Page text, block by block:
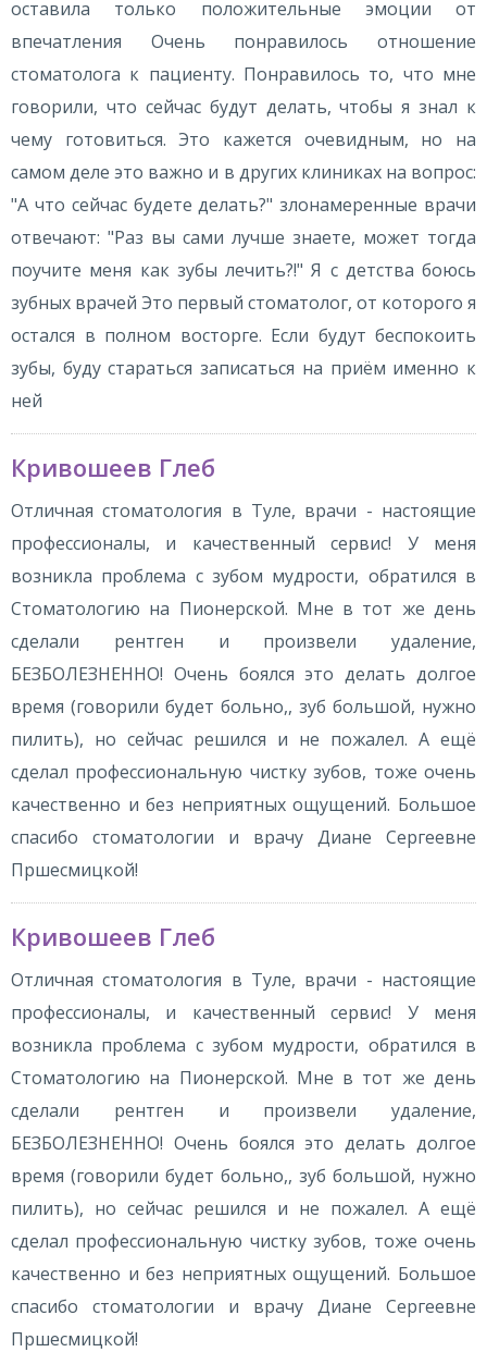
оставила только положительные эмоции от
впечатления Очень понравилось отношение
стоматолога к пациенту. Понравилось то, что мне
говорили, что сейчас будут делать, чтобы я знал к
чему готовиться. Это кажется очевидным, но на
самом деле это важно и в других клиниках на вопрос:
"А что сейчас будете делать?" злонамеренные врачи
отвечают: "Раз вы сами лучше знаете, может тогда
поучите меня как зубы лечить?!" Я с детства боюсь
зубных врачей Это первый стоматолог, от которого я
остался в полном восторге. Если будут беспокоить
зубы, буду стараться записаться на приём именно к
ней
Кривошеев Глеб
Отличная стоматология в Туле, врачи - настоящие
профессионалы, и качественный сервис! У меня
возникла проблема с зубом мудрости, обратился в
Стоматологию на Пионерской. Мне в тот же день
сделали рентген и произвели удаление,
БЕЗБОЛЕЗНЕННО! Очень боялся это делать долгое
время (говорили будет больно,, зуб большой, нужно
пилить), но сейчас решился и не пожалел. А ещё
сделал профессиональную чистку зубов, тоже очень
качественно и без неприятных ощущений. Большое
спасибо стоматологии и врачу Диане Сергеевне
Пршесмицкой!
Кривошеев Глеб
Отличная стоматология в Туле, врачи - настоящие
профессионалы, и качественный сервис! У меня
возникла проблема с зубом мудрости, обратился в
Стоматологию на Пионерской. Мне в тот же день
сделали рентген и произвели удаление,
БЕЗБОЛЕЗНЕННО! Очень боялся это делать долгое
время (говорили будет больно,, зуб большой, нужно
пилить), но сейчас решился и не пожалел. А ещё
сделал профессиональную чистку зубов, тоже очень
качественно и без неприятных ощущений. Большое
спасибо стоматологии и врачу Диане Сергеевне
Пршесмицкой!